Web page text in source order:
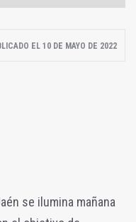
EL 10 DE MAYO DE 2022
se ilumina mañana